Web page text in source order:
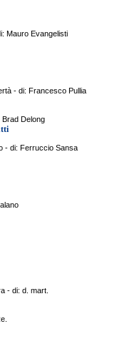
Mauro Evangelisti
- di: Francesco Pullia
Delong
- di: Ferruccio Sansa
- di: d. mart.